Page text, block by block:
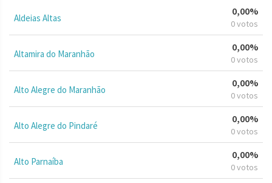
Aldeias Altas
0,00%
0 votos
Altamira do Maranhão
0,00%
0 votos
Alto Alegre do Maranhão
0,00%
0 votos
Alto Alegre do Pindaré
0,00%
0 votos
Alto Parnaíba
0,00%
0 votos